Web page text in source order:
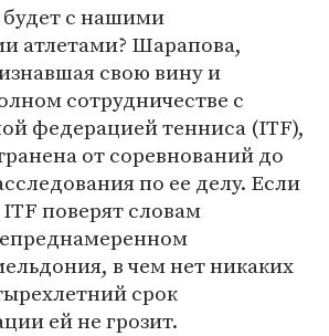
с нашими
атлетами? Шарапова,
свою вину и
сотрудничестве с
федерацией тенниса (ITF),
от соревнований до
по ее делу. Если
поверят словам
в чем нет никаких
срок
ей не грозит.